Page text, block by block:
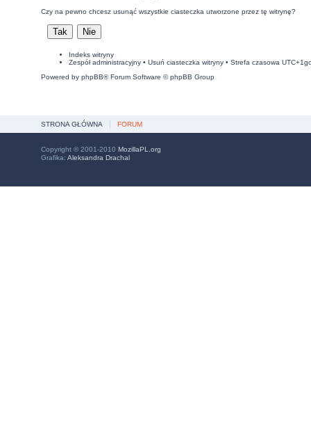
Czy na pewno chcesz usunąć wszystkie ciasteczka utworzone przez tę witrynę?
Indeks witryny
Zespół administracyjny• Usuń ciasteczka witryny• Strefa czasowa
Powered by phpBB® Forum Software © phpBB Group
STRONA GŁÓWNA FORUM
Copyright © 2001-2010 MozillaPL.org
Grafika: Aleksandra Drachal